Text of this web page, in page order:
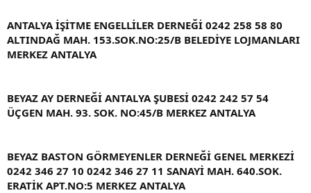
ANTALYA İŞİTME ENGELLİLER DERNEĞİ 0242 258 58 80
ALTINDAĞ MAH. 153.SOK.NO:25/B BELEDİYE LOJMANLARI
MERKEZ ANTALYA
BEYAZ AY DERNEĞİ ANTALYA ŞUBESİ 0242 242 57 54
ÜÇGEN MAH. 93. SOK. NO:45/B MERKEZ ANTALYA
BEYAZ BASTON GÖRMEYENLER DERNEĞİ GENEL MERKEZİ
0242 346 27 10 0242 346 27 11 SANAYİ MAH. 640.SOK.
ERATİK APT.NO:5 MERKEZ ANTALYA